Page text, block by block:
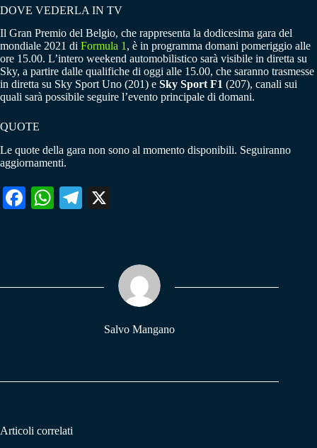
DOVE VEDERLA IN TV
Il Gran Premio del Belgio, che rappresenta la dodicesima gara del
mondiale 2021 di Formula 1 , è in programma domani pomeriggio alle
ore 15.00. L’intero weekend automobilistico sarà visibile in diretta su
Sky, a partire dalle qualifiche di oggi alle 15.00, che saranno trasmesse
in diretta su Sky Sport Uno (201) e Sky Sport F1 (207), canali sui
quali sarà possibile seguire l’evento principale di domani.
QUOTE
Le quote della gara non sono al momento disponibili. Seguiranno
aggiornamenti.
Fa W
pp
Te
m
Salvo Mangano
Articoli correlati